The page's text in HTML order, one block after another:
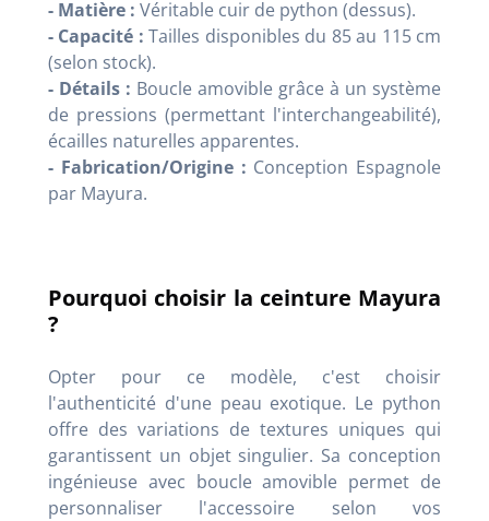
- Matière : Véritable cuir de python (dessus).
- Capacité : Tailles disponibles du 85 au 115 cm
(selon stock).
- Détails : Boucle amovible grâce à un système
de pressions (permettant l'interchangeabilité),
écailles naturelles apparentes.
- Fabrication/Origine : Conception Espagnole
par Mayura.
Pourquoi choisir la ceinture Mayura
?
Opter pour ce modèle, c'est choisir
l'authenticité d'une peau exotique. Le python
offre des variations de textures uniques qui
garantissent un objet singulier. Sa conception
ingénieuse avec boucle amovible permet de
personnaliser l'accessoire selon vos